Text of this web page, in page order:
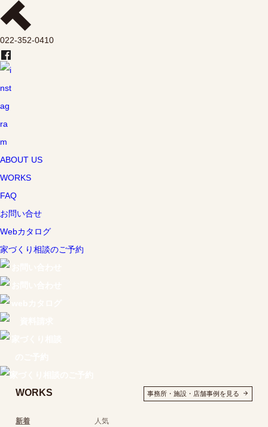
022-352-0410
ABOUT US
WORKS
FAQ
お問い合せ
Webカタログ
家づくり相談のご予約
WORKS 事務所・施設・店舗事例を見る
新着
人気